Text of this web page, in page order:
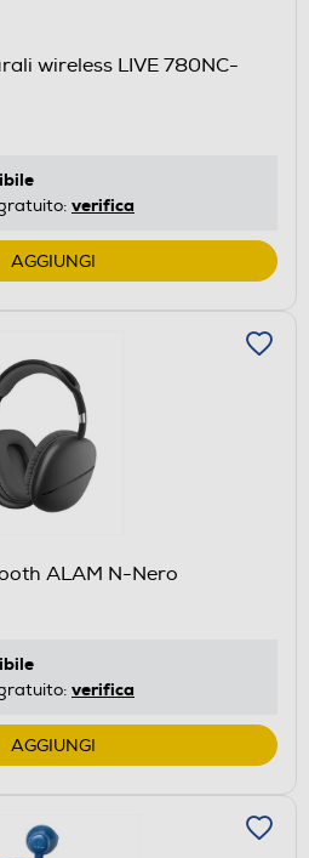
wireless LIVE 780NC-
verifica
AGGIUNGI
ALAM N-Nero
verifica
AGGIUNGI